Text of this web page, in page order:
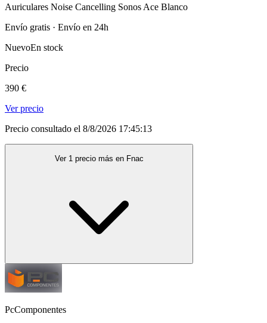
Auriculares Noise Cancelling Sonos Ace Blanco
Envío gratis · Envío en 24h
NuevoEn stock
Precio
390 €
Ver precio
Precio consultado el 8/8/2026 17:45:13
Ver 1 precio más en Fnac
PcComponentes